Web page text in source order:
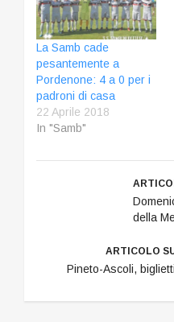
La Samb cade
pesantemente a
Pordenone: 4 a 0 per i
padroni di casa
22 Aprile 2018
In "Samb"
della
ARTICOLO
Pineto-Ascoli,